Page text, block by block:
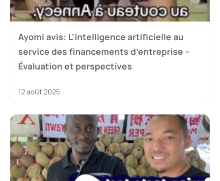
Ayomi avis: L’intelligence artificielle au
service des financements d’entreprise –
Évaluation et perspectives
12 août 2025